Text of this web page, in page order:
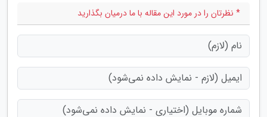
* نظرتان را در مورد این مقاله با ما درمیان بگذارید